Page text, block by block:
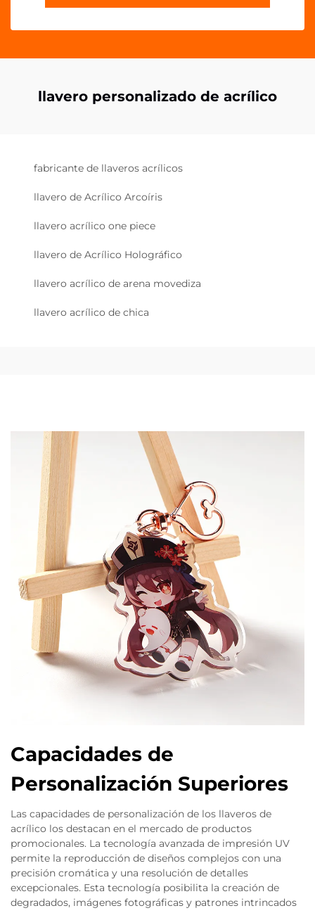
llavero personalizado de acrílico
fabricante de llaveros acrílicos
llavero de Acrílico Arcoíris
llavero acrílico one piece
llavero de Acrílico Holográfico
llavero acrílico de arena movediza
llavero acrílico de chica
Capacidades de
Personalización Superiores
Las capacidades de personalización de los llaveros de
acrílico los destacan en el mercado de productos
promocionales. La tecnología avanzada de impresión UV
permite la reproducción de diseños complejos con una
precisión cromática y una resolución de detalles
excepcionales. Esta tecnología posibilita la creación de
degradados, imágenes fotográficas y patrones intrincados